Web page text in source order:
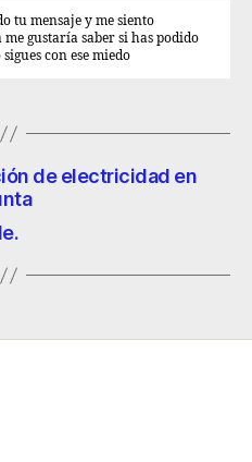
tu mensaje y me siento
gustaría saber si has podido
con ese miedo
de electricidad en